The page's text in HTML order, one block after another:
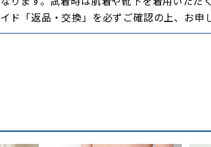
ド「返品・交換」を必ずご確認の上、お申